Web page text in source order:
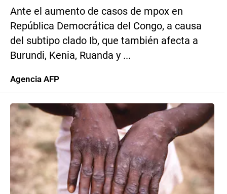
Ante el aumento de casos de mpox en
República Democrática del Congo, a causa
del subtipo clado Ib, que también afecta a
Burundi, Kenia, Ruanda y ...
Agencia AFP